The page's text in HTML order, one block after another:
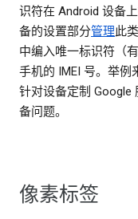
识符在 Android 设备
备的设置部分管理此
中编入唯一标识符（
手机的 IMEI 号。举
针对设备定制 Google
备问题。
像素标签